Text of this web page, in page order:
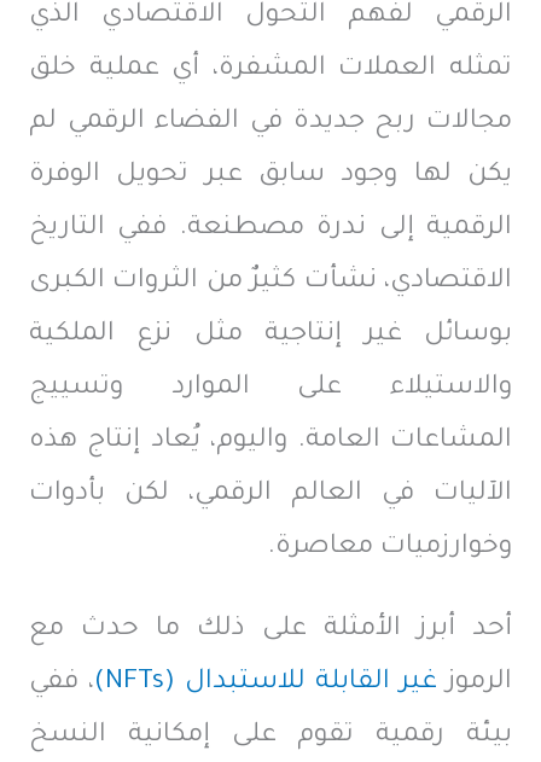
الرقمي لفهم التحول الاقتصادي الذي
تمثله العملات المشفرة، أي عملية خلق
مجالات ربح جديدة في الفضاء الرقمي لم
يكن لها وجود سابق عبر تحويل الوفرة
الرقمية إلى ندرة مصطنعة. ففي التاريخ
الاقتصادي، نشأت كثيرٌ من الثروات الكبرى
بوسائل غير إنتاجية مثل نزع الملكية
والاستيلاء على الموارد وتسييج
المشاعات العامة. واليوم، يُعاد إنتاج هذه
الآليات في العالم الرقمي، لكن بأدوات
وخوارزميات معاصرة.
أحد أبرز الأمثلة على ذلك ما حدث مع
الرموزغير القابلة للاستبدال (NFTs)
، ففي
بيئة رقمية تقوم على إمكانية النسخ